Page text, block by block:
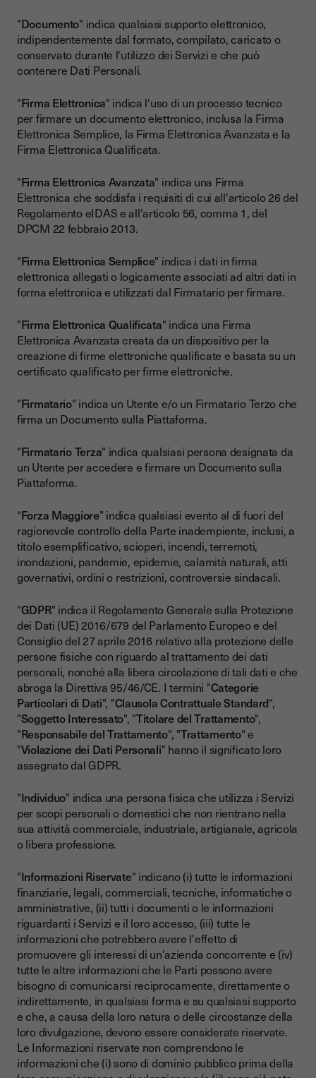
"Documento" indica qualsiasi supporto elettronico,
indipendentemente dal formato, compilato, caricato o
conservato durante l'utilizzo dei Servizi e che può
contenere Dati Personali.
"Firma Elettronica" indica l'uso di un processo tecnico
per firmare un documento elettronico, inclusa la Firma
Elettronica Semplice, la Firma Elettronica Avanzata e la
Firma Elettronica Qualificata.
"Firma Elettronica Avanzata" indica una Firma
Elettronica che soddisfa i requisiti di cui all'articolo 26 del
Regolamento eIDAS e all'articolo 56, comma 1, del
DPCM 22 febbraio 2013.
"Firma Elettronica Semplice" indica i dati in firma
elettronica allegati o logicamente associati ad altri dati in
forma elettronica e utilizzati dal Firmatario per firmare.
"Firma Elettronica Qualificata" indica una Firma
Elettronica Avanzata creata da un dispositivo per la
creazione di firme elettroniche qualificate e basata su un
certificato qualificato per firme elettroniche.
"Firmatario" indica un Utente e/o un Firmatario Terzo che
firma un Documento sulla Piattaforma.
"Firmatario Terza" indica qualsiasi persona designata da
un Utente per accedere e firmare un Documento sulla
Piattaforma.
“Forza Maggiore” indica qualsiasi evento al di fuori del
ragionevole controllo della Parte inadempiente, inclusi, a
titolo esemplificativo, scioperi, incendi, terremoti,
inondazioni, pandemie, epidemie, calamità naturali, atti
governativi, ordini o restrizioni, controversie sindacali.
"GDPR" indica il Regolamento Generale sulla Protezione
dei Dati (UE) 2016/679 del Parlamento Europeo e del
Consiglio del 27 aprile 2016 relativo alla protezione delle
persone fisiche con riguardo al trattamento dei dati
personali, nonché alla libera circolazione di tali dati e che
abroga la Direttiva 95/46/CE. I termini "Categorie
Particolari di Dati", "Clausola Contrattuale Standard",
"Soggetto Interessato", "Titolare del Trattamento",
"Responsabile del Trattamento", "Trattamento" e
"Violazione dei Dati Personali" hanno il significato loro
assegnato dal GDPR.
"Individuo" indica una persona fisica che utilizza i Servizi
per scopi personali o domestici che non rientrano nella
sua attività commerciale, industriale, artigianale, agricola
o libera professione.
"Informazioni Riservate" indicano (i) tutte le informazioni
finanziarie, legali, commerciali, tecniche, informatiche o
amministrative, (ii) tutti i documenti o le informazioni
riguardanti i Servizi e il loro accesso, (iii) tutte le
informazioni che potrebbero avere l'effetto di
promuovere gli interessi di un'azienda concorrente e (iv)
tutte le altre informazioni che le Parti possono avere
bisogno di comunicarsi reciprocamente, direttamente o
indirettamente, in qualsiasi forma e su qualsiasi supporto
e che, a causa della loro natura o delle circostanze della
loro divulgazione, devono essere considerate riservate.
Le Informazioni riservate non comprendono le
informazioni che (i) sono di dominio pubblico prima della